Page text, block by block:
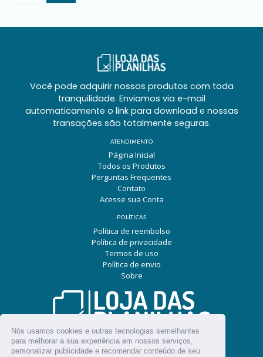
Nós usamos cookies e outras tecnologias semelhantes
para melhorar a sua experiência em nossos serviços,
personalizar publicidade e recomendar conteúdo de seu
ANTERIORSEGUINTE
Você pode adquirir nossos produtos com toda
tranquilidade. Enviamos via e-mail
automaticamente o link para download e nossas
transações são totalmente seguras.
ATENDIMENTO
Página Inicial
Todos os Produtos
Perguntas Frequentes
Contato
Acesse sua Conta
POLÍTICAS
Política de reembolso
Política de privacidade
Termos de uso
Política de envio
Sobre
SIGA NAS REDES SOCIAIS